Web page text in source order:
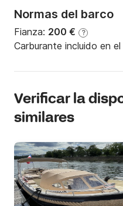
Normas del barco
Fianza: 200 € ?
Carburante incluido en el
Verificar la
similares